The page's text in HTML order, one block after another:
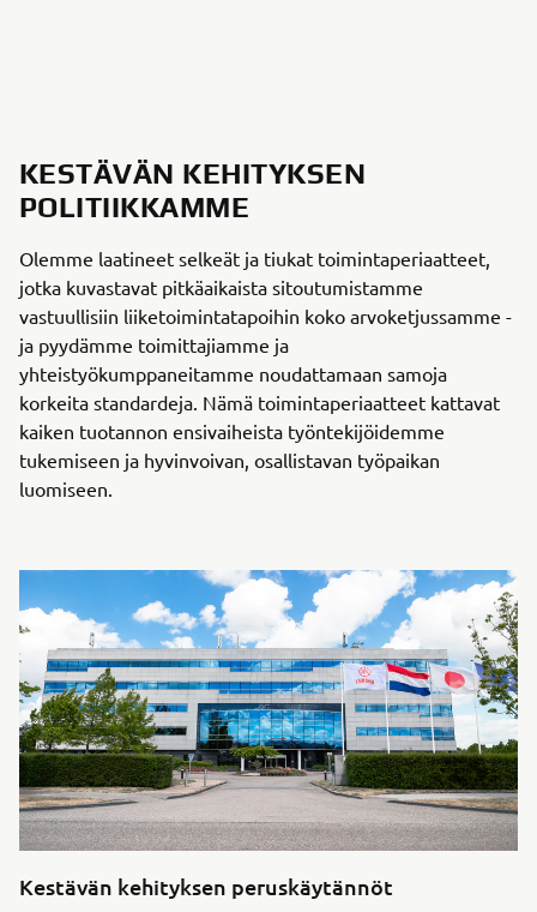
KESTÄVÄN KEHITYKSEN
POLITIIKKAMME
Olemme laatineet selkeät ja tiukat toimintaperiaatteet,
jotka kuvastavat pitkäaikaista sitoutumistamme
vastuullisiin liiketoimintatapoihin koko arvoketjussamme -
ja pyydämme toimittajiamme ja
yhteistyökumppaneitamme noudattamaan samoja
korkeita standardeja. Nämä toimintaperiaatteet kattavat
kaiken tuotannon ensivaiheista työntekijöidemme
tukemiseen ja hyvinvoivan, osallistavan työpaikan
luomiseen.
Kestävän kehityksen peruskäytännöt